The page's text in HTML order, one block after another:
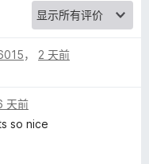
， 2 天前
天前
so nice